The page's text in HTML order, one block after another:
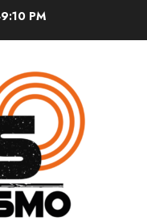
PM